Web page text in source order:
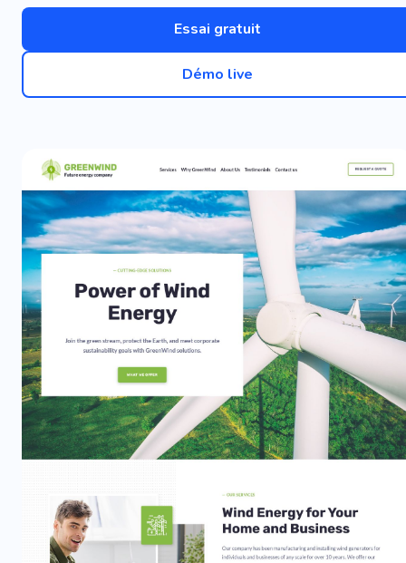
Essai gratuit
Démo live